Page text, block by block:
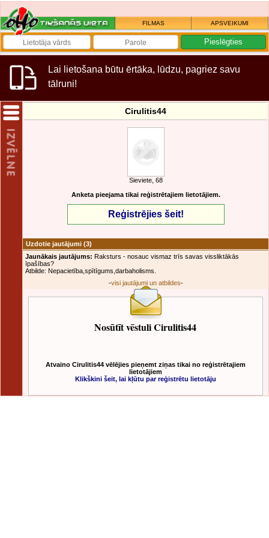
FILMAS APSVEIKUMI
Lai lietošana būtu ērtāka, lūdzu, pagriez savu
tālruni!
Cirulitis44
Sieviete, 68
Anketa pieejama tikai reģistrētajiem lietotājiem.
Reģistrējies šeit!
Uzdotie jautājumi (3)
Jaunākais jautājums: Raksturs - nosauc vismaz trīs savas vissliktākās
īpašības?
Atbilde: Nepacietība,spītīgums,darbaholisms.
-visi jautājumi un atbildes-
Nosūtīt vēstuli Cirulitis44
Atvaino Cirulitis44 vēlējies pieņemt ziņas tikai no reģistrētajiem
lietotājiem
Klikškini šeit, lai kļūtu par reģistrētu lietotāju